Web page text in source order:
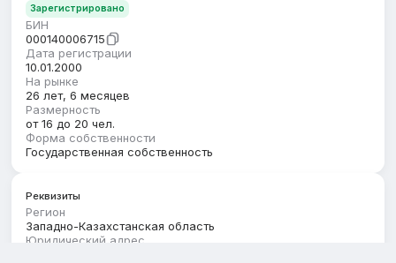
Зарегистрировано
БИН
000140006715
Дата регистрации
10.01.2000
На рынке
26 лет, 6 месяцев
Размерность
от 16 до 20 чел.
Форма собственности
Государственная собственность
Реквизиты
Регион
Западно-Казахстанская область
Юридический адрес